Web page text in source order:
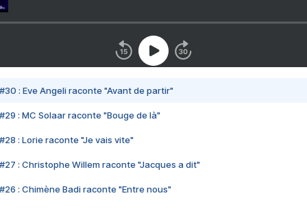
#30 : Eve Angeli raconte "Avant de partir"
#29 : MC Solaar raconte "Bouge de là"
#28 : Lorie raconte "Je vais vite"
#27 : Christophe Willem raconte "Jacques a dit"
#26 : Chimène Badi raconte "Entre nous"